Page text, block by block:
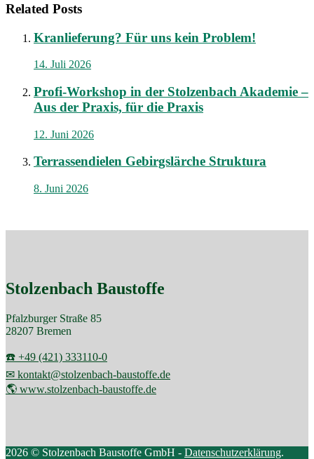
Related Posts
Kranlieferung? Für uns kein Problem!
14. Juli 2026
Profi-Workshop in der Stolzenbach Akademie –
Aus der Praxis, für die Praxis
12. Juni 2026
Terrassendielen Gebirgslärche Struktura
8. Juni 2026
Stolzenbach Baustoffe
Pfalzburger Straße 85
28207 Bremen
☎️ +49 (421) 333110-0
✉ kontakt@stolzenbach-baustoffe.de
🌎 www.stolzenbach-baustoffe.de
2026 © Stolzenbach Baustoffe GmbH - Datenschutzerklärung.